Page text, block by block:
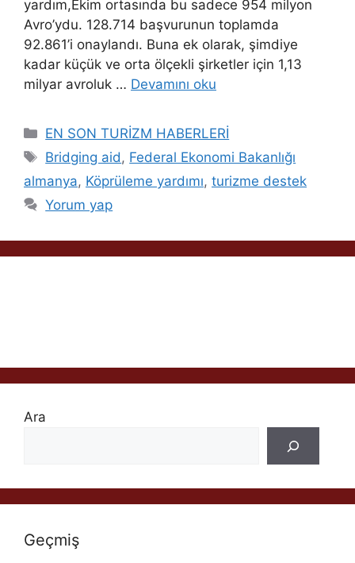
yardım,Ekim ortasında bu sadece 954 milyon
Avro’ydu. 128.714 başvurunun toplamda
92.861’i onaylandı. Buna ek olarak, şimdiye
kadar küçük ve orta ölçekli şirketler için 1,13
milyar avroluk … Devamını oku
Kategoriler
EN SON TURİZM HABERLERİ
Etiketler
Bridging aid, Federal Ekonomi Bakanlığı
almanya, Köprüleme yardımı, turizme destek
Yorum yap
Ara
Geçmiş